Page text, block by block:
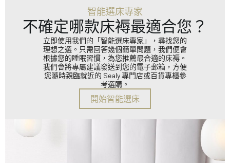
智能選床專家
不確定哪款床褥最適合您？
立即使用我們的「智能選床專家」，尋找您的
理想之選。只需回答幾個簡單問題，我們便會
根據您的睡眠習慣，為您推薦最合適的床褥。
我們會將專屬建議發送到您的電子郵箱，方便
您隨時親臨就近的 Sealy 專門店或百貨專櫃參
考選購。
開始智能選床